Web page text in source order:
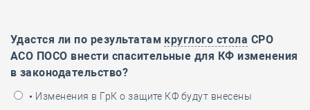
Удастся ли по результатам круглого стола СРО
АСО ПОСО внести спасительные для КФ изменения
в законодательство?
• Изменения в ГрК о защите КФ будут внесены